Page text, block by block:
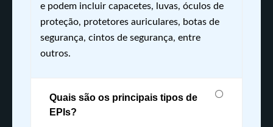
e podem incluir capacetes, luvas, óculos de
proteção, protetores auriculares, botas de
segurança, cintos de segurança, entre
outros.
Quais são os principais tipos de
EPIs?